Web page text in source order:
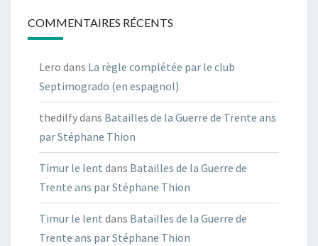
COMMENTAIRES RÉCENTS
Lero dans La règle complétée par le club
Septimogrado (en espagnol)
thedilfydans Batailles de la Guerre de Trente ans
par Stéphane Thion
Timur le lent dans Batailles de la Guerre de
Trente ans par Stéphane Thion
Timur le lent dans Batailles de la Guerre de
Trente ans par Stéphane Thion